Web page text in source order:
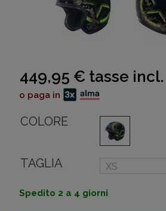
449,95 € tasse incl.
o paga in
COLORE
TAGLIA
Spedito 2 a 4 giorni